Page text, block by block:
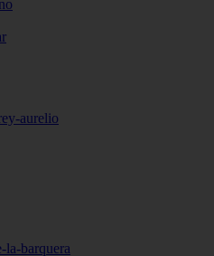
aurelio
la-barquera